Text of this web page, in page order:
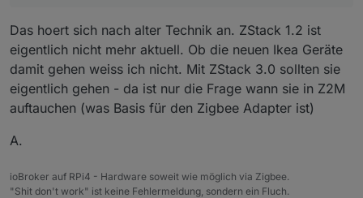
Das hoert sich nach alter Technik an. ZStack 1.2 ist
eigentlich nicht mehr aktuell. Ob die neuen Ikea Geräte
damit gehen weiss ich nicht. Mit ZStack 3.0 sollten sie
eigentlich gehen - da ist nur die Frage wann sie in Z2M
auftauchen (was Basis für den Zigbee Adapter ist)
A.
ioBroker auf RPi4 - Hardware soweit wie möglich via Zigbee.
"Shit don't work" ist keine Fehlermeldung, sondern ein Fluch.